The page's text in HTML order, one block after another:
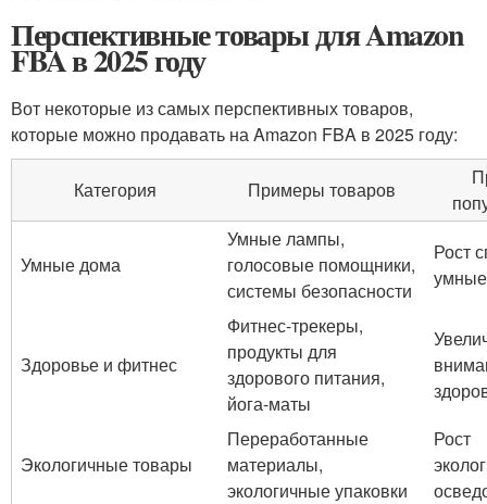
Перспективные товары для Amazon
FBA в 2025 году
Вот некоторые из самых перспективных товаров,
которые можно продавать на Amazon FBA в 2025 году:
Категория Примеры товаров
Умные дома
Умные лампы,
голосовые помощники,
системы безопасности
Рост
умные
Здоровье и фитнес
Фитнес-трекеры,
продукты для
здорового питания,
йога-маты
Экологичные товары
Переработанные
материалы,
экологичные упаковки
Рост